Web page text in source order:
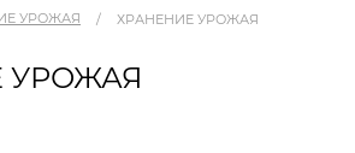
УРОЖАЯ
ХРАНЕНИЕ УРОЖАЯ
УРОЖАЯ